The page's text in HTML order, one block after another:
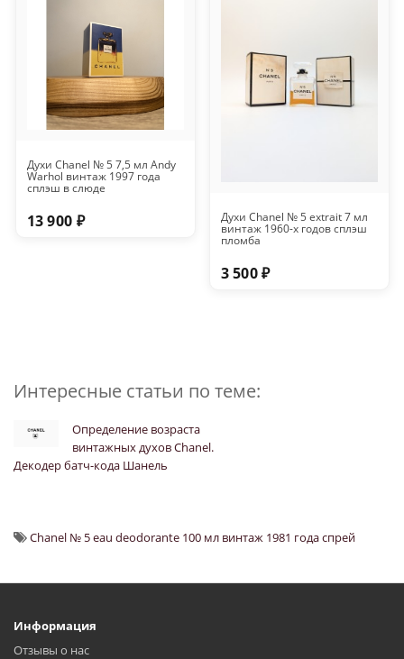
Духи Chanel № 5 7,5 мл Andy
Warhol винтаж 1997 года
сплэш в слюде
13 900 ₽ Духи Chanel № 5 extrait 7 мл
винтаж 1960-х годов сплэш
пломба
3 500 ₽
Интересные статьи по теме:
Определение возраста
винтажных духов Chanel.
Декодер батч-кода Шанель
Chanel № 5 eau deodorante 100 мл винтаж 1981 года спрей
Информация
Отзывы о нас